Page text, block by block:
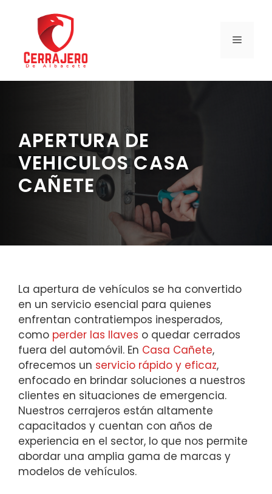
contenido
MENÚ
APERTURA DE
VEHICULOS CASA
CAÑETE
La apertura de vehículos se ha convertido
en un servicio esencial para quienes
enfrentan contratiempos inesperados,
como perder las llaves o quedar cerrados
fuera del automóvil. En Casa Cañete,
ofrecemos un servicio rápido y eficaz,
enfocado en brindar soluciones a nuestros
clientes en situaciones de emergencia.
Nuestros cerrajeros están altamente
capacitados y cuentan con años de
experiencia en el sector, lo que nos permite
abordar una amplia gama de marcas y
modelos de vehículos.